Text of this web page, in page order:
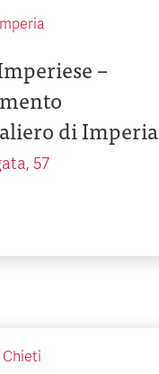
–
di Imperia
57
Chieti